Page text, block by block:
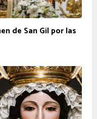
de San Gil por las